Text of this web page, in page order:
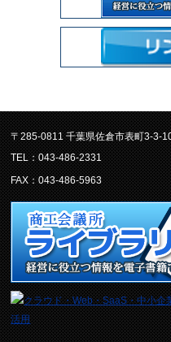
〒285-0811 千葉県佐倉市表町3-3-
TEL：043-486-2331
FAX：043-486-5963